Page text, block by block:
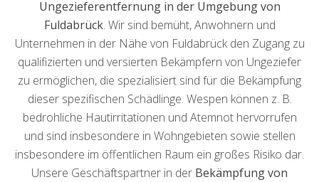
Ungezieferentfernung in der Umgebung von
Fuldabrück. Wir sind bemüht, Anwohnern und
Unternehmen in der Nähe von Fuldabrück den Zugang zu
qualifizierten und versierten Bekämpfern von Ungeziefer
zu ermöglichen, die spezialisiert sind für die Bekämpfung
dieser spezifischen Schädlinge. Wespen können z. B.
bedrohliche Hautirritationen und Atemnot hervorrufen
und sind insbesondere in Wohngebieten sowie stellen
insbesondere im öffentlichen Raum ein großes Risiko dar.
Unsere Geschäftspartner in der Bekämpfung von